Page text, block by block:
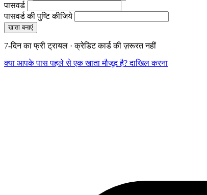
पासवर्ड
पासवर्ड की पुष्टि कीजिये
खाता बनाएं
7-दिन का फ्री ट्रायल · क्रेडिट कार्ड की ज़रूरत नहीं
क्या आपके पास पहले से एक खाता मौजूद है? दाखिल करना